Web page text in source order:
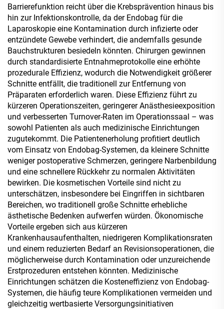
Barrierefunktion reicht über die Krebsprävention hinaus bis
hin zur Infektionskontrolle, da der Endobag für die
Laparoskopie eine Kontamination durch infizierte oder
entzündete Gewebe verhindert, die andernfalls gesunde
Bauchstrukturen besiedeln könnten. Chirurgen gewinnen
durch standardisierte Entnahmeprotokolle eine erhöhte
prozedurale Effizienz, wodurch die Notwendigkeit größerer
Schnitte entfällt, die traditionell zur Entfernung von
Präparaten erforderlich waren. Diese Effizienz führt zu
kürzeren Operationszeiten, geringerer Anästhesieexposition
und verbesserten Turnover-Raten im Operationssaal – was
sowohl Patienten als auch medizinische Einrichtungen
zugutekommt. Die Patientenerholung profitiert deutlich
vom Einsatz von Endobag-Systemen, da kleinere Schnitte
weniger postoperative Schmerzen, geringere Narbenbildung
und eine schnellere Rückkehr zu normalen Aktivitäten
bewirken. Die kosmetischen Vorteile sind nicht zu
unterschätzen, insbesondere bei Eingriffen in sichtbaren
Bereichen, wo traditionell große Schnitte erhebliche
ästhetische Bedenken aufwerfen würden. Ökonomische
Vorteile ergeben sich aus kürzeren
Krankenhausaufenthalten, niedrigeren Komplikationsraten
und einem reduzierten Bedarf an Revisionsoperationen, die
möglicherweise durch Kontamination oder unzureichende
Erstprozeduren entstehen könnten. Medizinische
Einrichtungen schätzen die Kosteneffizienz von Endobag-
Systemen, die häufig teure Komplikationen vermeiden und
gleichzeitig wertbasierte Versorgungsinitiativen